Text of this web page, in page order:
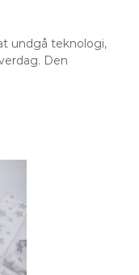
undgå teknologi,
Den